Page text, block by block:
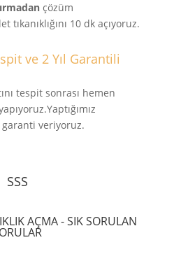
çözüm
tıkanıklığını 10 dk açıyoruz.
ve 2 Yıl Garantili
tespit sonrası hemen
veriyoruz.
SSS
AÇMA - SIK SORULAN